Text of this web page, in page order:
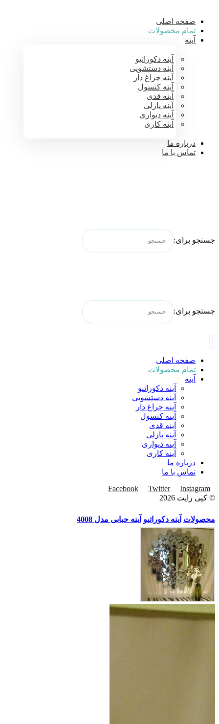
صفحه اصلی
تمام محصولات
آینه
آینه دکوراتیو
آینه دستشویی
آینه چراغ دار
آینه کنسول
آینه قدی
آینه پازلی
آینه دیواری
آینه کاری
درباره ما
تماس با ما
جستجو برای:
جستجو برای:
صفحه اصلی
تمام محصولات
آینه
آینه دکوراتیو
آینه دستشویی
آینه چراغ دار
آینه کنسول
آینه قدی
آینه پازلی
آینه دیواری
آینه کاری
درباره ما
تماس با ما
Facebook
Twitter
Instagram
© کپی رایت 2026
محصولات آینه دکوراتیو آینه حبابی مدل 4008